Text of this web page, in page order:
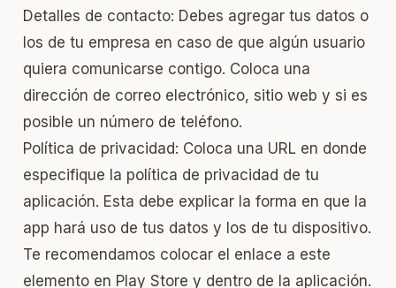
Detalles de contacto: Debes agregar tus datos o
los de tu empresa en caso de que algún usuario
quiera comunicarse contigo. Coloca una
dirección de correo electrónico, sitio web y si es
posible un número de teléfono.
Política de privacidad: Coloca una URL en donde
especifique la política de privacidad de tu
aplicación. Esta debe explicar la forma en que la
app hará uso de tus datos y los de tu dispositivo.
Te recomendamos colocar el enlace a este
elemento en Play Store y dentro de la aplicación.